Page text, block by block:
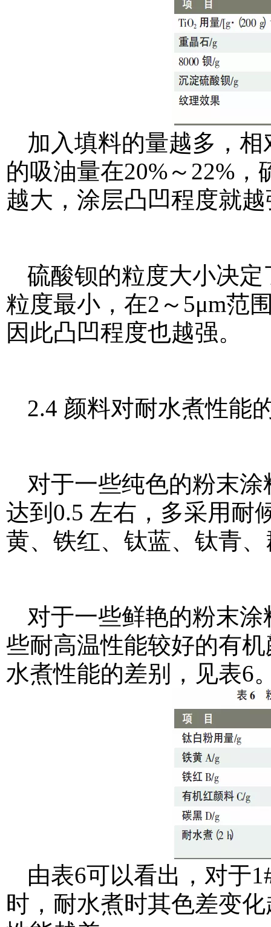
加入填料的量越多，
的吸油量在20%～22%
越大，涂层凸凹程度就
硫酸钡的粒度大小决
粒度最小，在2～5μm范
因此凸凹程度也越强。
2.4 颜料对耐水煮性能
对于一些纯色的粉末
达到0.5 左右，多采用耐
黄、铁红、钛蓝、钛青
对于一些鲜艳的粉末
些耐高温性能较好的有
水煮性能的差别，见表6
由表6可以看出，对于
时，耐水煮时其色差变